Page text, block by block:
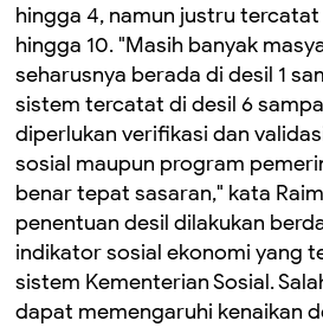
hingga 4, namun justru
hingga 10. "Masih banyak
seharusnya berada di desil 1
sistem tercatat di desil 6
diperlukan verifikasi dan
sosial maupun program
benar tepat sasaran," kata
penentuan desil dilakukan
indikator sosial ekonomi yang
sistem Kementerian Sosial.
dapat memengaruhi kenaikan